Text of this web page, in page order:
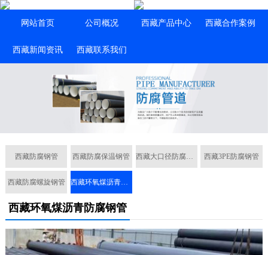
网站首页 公司概况 西藏产品中心 西藏合作案例
西藏新闻资讯 西藏联系我们
西藏防腐钢管 西藏防腐保温钢管 西藏大口径防腐钢管 西藏3PE防腐钢管
西藏防腐螺旋钢管 西藏环氧煤沥青防腐钢管
西藏环氧煤沥青防腐钢管